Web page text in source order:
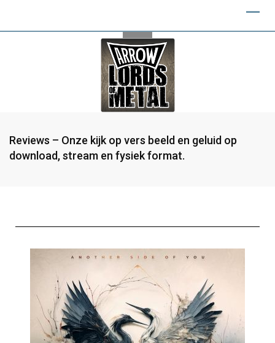
Reviews – Onze kijk op vers beeld en geluid op
download, stream en fysiek format.